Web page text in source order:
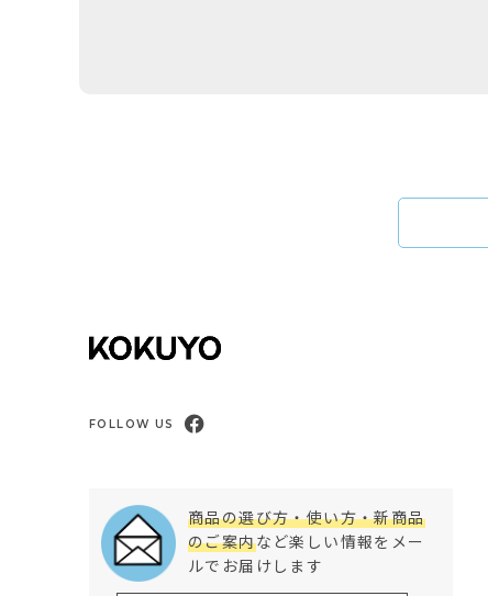
FOLLOW US
商品の選び方・使い方・新商品
のご案内など楽しい情報をメー
ルでお届けします